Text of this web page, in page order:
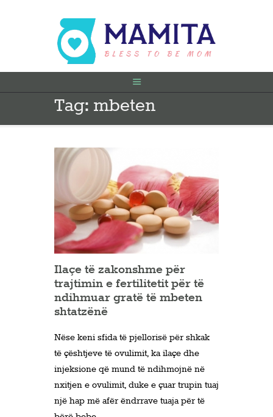
Tag: mbeten
FILLIMI
PARA SHTATËZANIE
VITI I PARË
KONTAKT
Ilaçe të zakonshme për
trajtimin e fertilitetit për të
ndihmuar gratë të mbeten
shtatzënë
Nëse keni sfida të pjellorisë për shkak
të çështjeve të ovulimit, ka ilaçe dhe
injeksione që mund të ndihmojnë në
nxitjen e ovulimit, duke e çuar trupin tuaj
një hap më afër ëndrrave tuaja për të